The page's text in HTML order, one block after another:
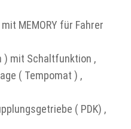
MEMORY für Fahrer
) mit Schaltfunktion ,
( Tempomat ) ,
( PDK) ,